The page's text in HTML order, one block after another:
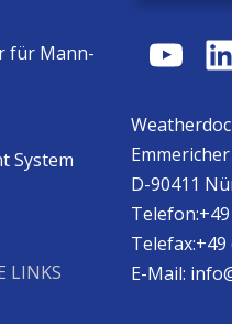
für Mann-
System
LINKS
D-90411
Telefax:+49
E-Mail: